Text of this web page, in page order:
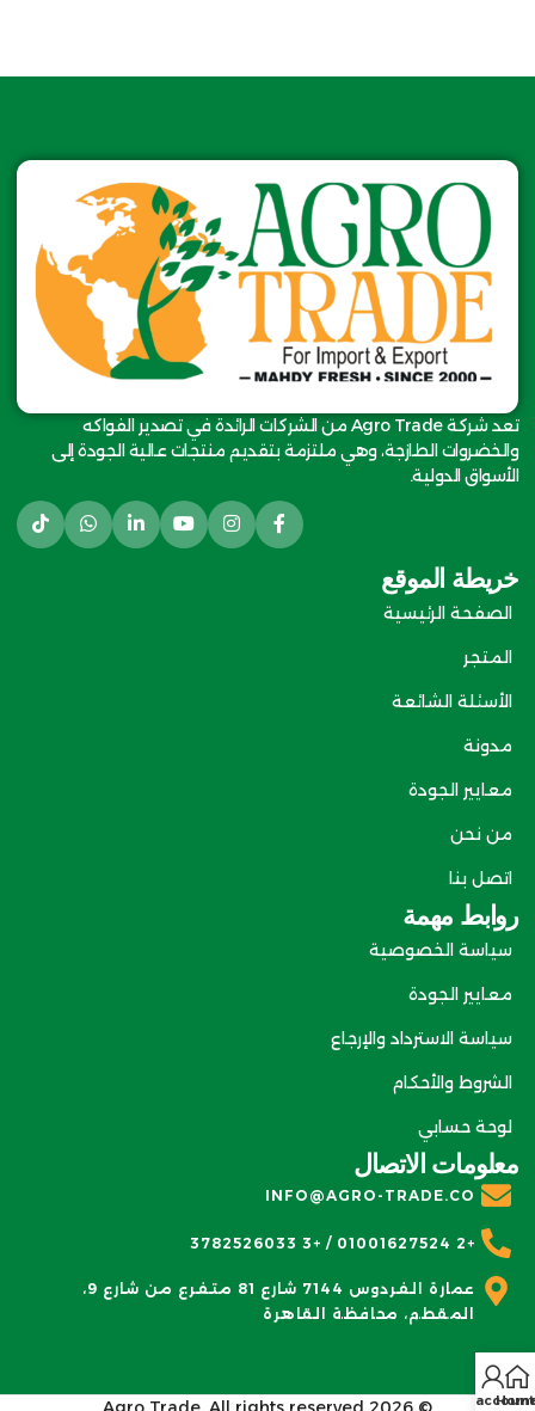
تعد شركة Agro Trade من الشركات الرائدة في تصدير الفواكه
والخضروات الطازجة، وهي ملتزمة بتقديم منتجات عالية الجودة إلى
الأسواق الدولية.
خريطة الموقع
الصفحة الرئيسية
المتجر
الأسئلة الشائعة
مدونة
معايير الجودة
من نحن
اتصل بنا
روابط مهمة
سياسة الخصوصية
معايير الجودة
سياسة الاسترداد والإرجاع
الشروط والأحكام
لوحة حسابي
معلومات الاتصال
INFO@AGRO-TRADE.CO
+2 01001627524 / +3 3782526033
عمارة الفردوس 7144 شارع 81 متفرع من شارع 9،
المقطم، محافظة القاهرة
My account